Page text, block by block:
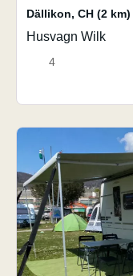
Dällikon, CH (2 km)
Husvagn Wilk
4